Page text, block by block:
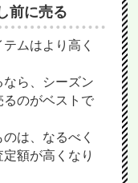
前に売る
ムはより高く
ら、シーズン
のがベストで
は、なるべく
額が高くなり